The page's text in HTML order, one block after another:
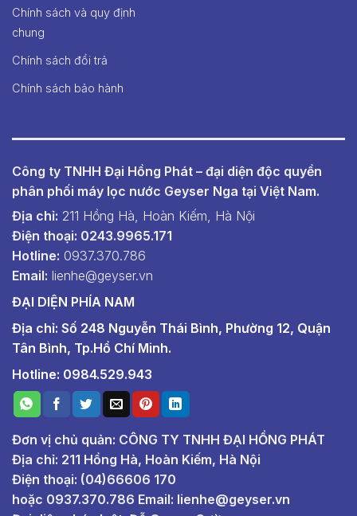
Chính sách và quy định
chung
Chính sách đổi trả
Chính sách bảo hành
Công ty TNHH Đại Hồng Phát – đại diện độc quyền
phân phối máy lọc nước Geyser Nga tại Việt Nam.
Địa chỉ: 211 Hồng Hà, Hoàn Kiếm, Hà Nội
Điện thoại: 0243.9965.171
Hotline: 0937.370.786
Email: lienhe@geyser.vn
ĐẠI DIỆN PHÍA NAM
Địa chỉ: Số 248 Nguyễn Thái Bình, Phường 12, Quận
Tân Bình, Tp.Hồ Chí Minh.
Hotline: 0984.529.943
Đơn vị chủ quản: CÔNG TY TNHH ĐẠI HỒNG PHÁT
Địa chỉ: 211 Hồng Hà, Hoàn Kiếm, Hà Nội
Điện thoại: (04)66606 170
hoặc 0937.370.786 Email: lienhe@geyser.vn